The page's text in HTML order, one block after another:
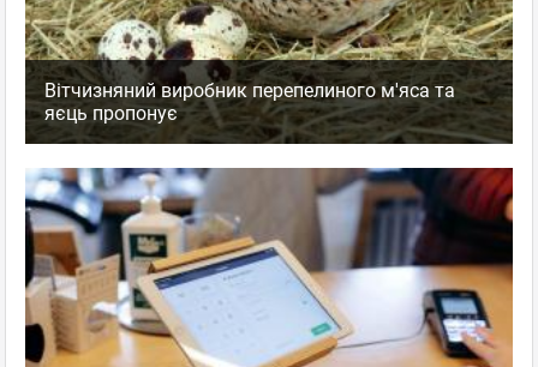
Вітчизняний виробник перепелиного м'яса та
яєць пропонує